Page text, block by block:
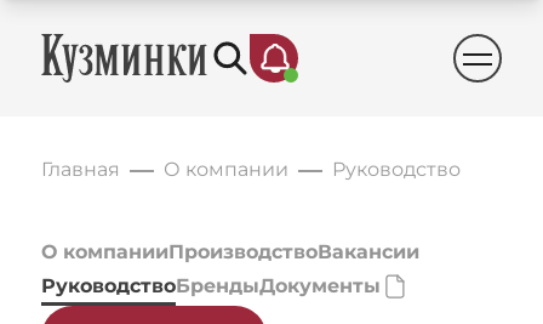
Главная О компании Руководство
О компанииПроизводствоВакансии
РуководствоБрендыДокументы